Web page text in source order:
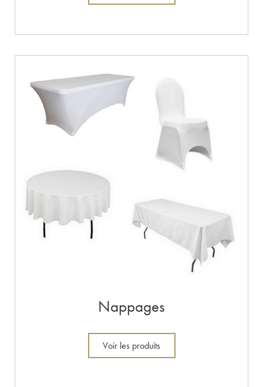
Nappages
Voir les produits